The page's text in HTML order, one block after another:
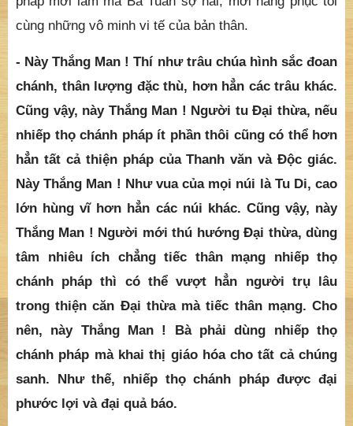
chánh pháp. Nếu mình chịu xả bỏ thân mạng và tài
sản để nhiếp thọ chánh pháp, dù chỉ ít phần thôi, cũng
làm cho ma Ba Tuần đau đớn khổ sở. Ma Ba Tuần là
chỉ cho những vô minh hoặc nghiệp chướng ngại trong
chính bản thân mình. Chỉ có chân thật nhiếp thọ chánh
pháp mới làm ma Ba Tuần sợ hãi, mới hàng phục tối
cùng những vô minh vi tế của bản thân.
- Này Thắng Man ! Thí như trâu chúa hình sắc đoan
chánh, thân lượng đặc thù, hơn hẳn các trâu khác.
Cũng vậy, này Thắng Man ! Người tu Đại thừa, nếu
nhiếp thọ chánh pháp ít phần thôi cũng có thể hơn
hẳn tất cả thiện pháp của Thanh văn và Độc giác.
Này Thắng Man ! Như vua của mọi núi là Tu Di, cao
lớn hùng vĩ hơn hẳn các núi khác. Cũng vậy, này
Thắng Man ! Người mới thú hướng Đại thừa, dùng
tâm nhiêu ích chẳng tiếc thân mạng nhiếp thọ
chánh pháp thì có thể vượt hẳn người trụ lâu